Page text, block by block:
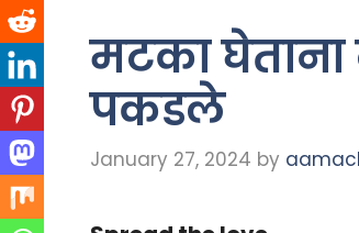
मटका घेताना
पकडले
January 27, 2024 by